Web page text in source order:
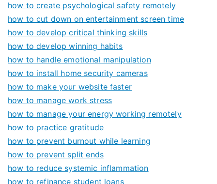
how to create psychological safety remotely
how to cut down on entertainment screen time
how to develop critical thinking skills
how to develop winning habits
how to handle emotional manipulation
how to install home security cameras
how to make your website faster
how to manage work stress
how to manage your energy working remotely
how to practice gratitude
how to prevent burnout while learning
how to prevent split ends
how to reduce systemic inflammation
how to refinance student loans